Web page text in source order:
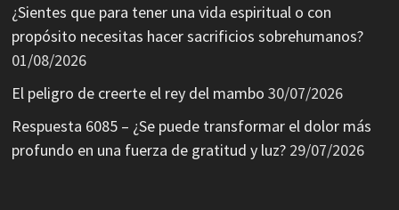
¿Sientes que para tener una vida espiritual o con
propósito necesitas hacer sacrificios sobrehumanos?
01/08/2026
El peligro de creerte el rey del mambo 30/07/2026
Respuesta 6085 – ¿Se puede transformar el dolor más
profundo en una fuerza de gratitud y luz? 29/07/2026